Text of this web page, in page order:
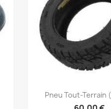
Aperçu
Pneu Tout-Terrain